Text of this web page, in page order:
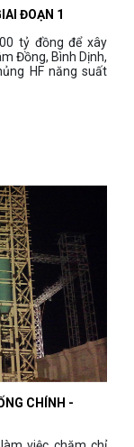
ĐOẠN 1
tỷ đồng để xây
Đồng, Bình Dịnh,
HF năng suất
CHÍNH -